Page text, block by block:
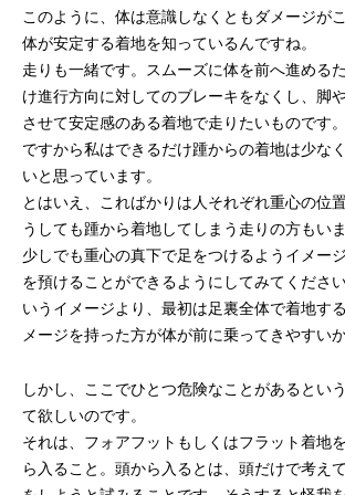
このように、体は意識しなくともダメージが
体が安定する着地を知っているんですね。
走りも一緒です。スムーズに体を前へ進める
け進行方向に対してのブレーキをなくし、脚
させて安定感のある着地で走りたいものです。
ですから私はできるだけ踵からの着地は少な
いと思っています。
とはいえ、こればかりは人それぞれ重心の位
うしても踵から着地してしまう走りの方もいま
少しでも重心の真下で足をつけるようイメー
を預けることができるようにしてみてくださ
いうイメージより、最初は足裏全体で着地す
メージを持った方が体が前に乗ってきやすい
しかし、ここでひとつ危険なことがあるとい
て欲しいのです。
それは、フォアフットもしくはフラット着地
ら入ること。頭から入るとは、頭だけで考え